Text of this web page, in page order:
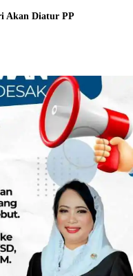
Akan Diatur PP